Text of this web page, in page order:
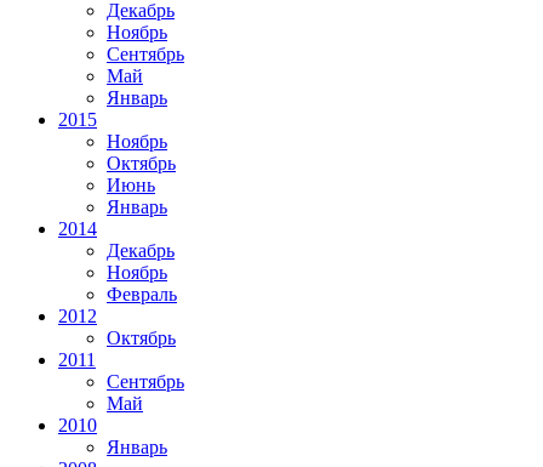
Декабрь
Ноябрь
Сентябрь
Май
Январь
2015
Ноябрь
Октябрь
Июнь
Январь
2014
Декабрь
Ноябрь
Февраль
2012
Октябрь
2011
Сентябрь
Май
2010
Январь